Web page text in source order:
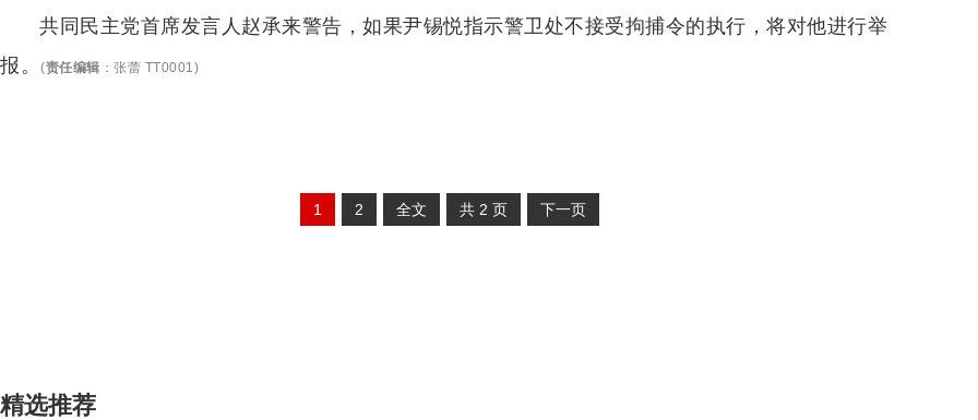
共同民主党首席发言人赵承来警告，如果尹锡悦指示警卫处不接受拘捕令的执行，将对他进行举
报。
(责任编辑 ： 张蕾 TT0001)
1 2 全文 共 2 页 下一页
精选推荐